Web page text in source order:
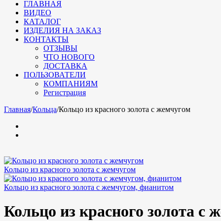
ГЛАВНАЯ
ВИДЕО
КАТАЛОГ
ИЗДЕЛИЯ НА ЗАКАЗ
КОНТАКТЫ
ОТЗЫВЫ
ЧТО НОВОГО
ДОСТАВКА
ПОЛЬЗОВАТЕЛИ
КОМПАНИЯМ
Регистрация
Главная/Кольца/Кольцо из красного золота с жемчугом
Кольцо из красного золота с жемчугом
Кольцо из красного золота с жемчугом, фианитом
Кольцо из красного золота с